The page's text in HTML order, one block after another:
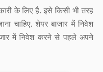
के लिए है. इसे किसी भी तरह
चाहिए. शेयर बाजार में निवेश
में निवेश करने से पहले अपने